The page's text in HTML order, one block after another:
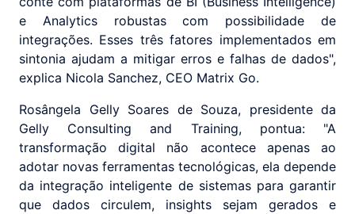
e Analytics robustas com possibilidade de
integrações. Esses três fatores implementados em
sintonia ajudam a mitigar erros e falhas de dados",
explica Nicola Sanchez, CEO Matrix Go.
Rosângela Gelly Soares de Souza, presidente da
Gelly Consulting and Training, pontua: "A
transformação digital não acontece apenas ao
adotar novas ferramentas tecnológicas, ela depende
da integração inteligente de sistemas para garantir
que dados circulem, insights sejam gerados e